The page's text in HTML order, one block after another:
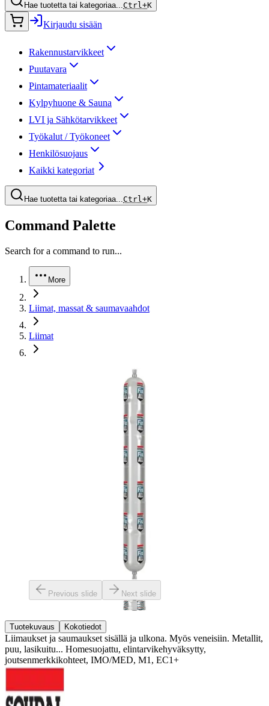
Hae tuotetta tai kategoriaa...Ctrl+K
Kirjaudu sisään
Rakennustarvikkeet
Puutavara
Pintamateriaalit
Kylpyhuone & Sauna
LVI ja Sähkötarvikkeet
Työkalut / Työkoneet
Henkilösuojaus
Kaikki kategoriat
Hae tuotetta tai kategoriaa...Ctrl+K
Command Palette
Search for a command to run...
More
Liimat, massat & saumavaahdot
Liimat
Previous slide Next slide
Tuotekuvaus Kokotiedot
Liimaukset ja saumaukset sisällä ja ulkona. Myös veneisiin. Metallit,
puu, lasikuitu... Homesuojattu, elintarvikehyväksytty,
joutsenmerkkikohteet, IMO/MED, M1, EC1+